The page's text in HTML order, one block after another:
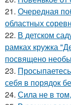
21. Очередная
областных
22. В детском
рамках кружка
посвящено
23.
себя в порядок
24. Сила не в